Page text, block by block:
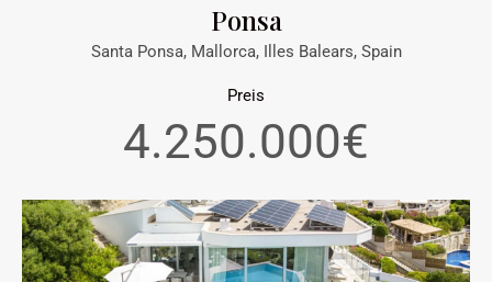
Ponsa
Santa Ponsa, Mallorca, Illes Balears, Spain
Preis
4.250.000€